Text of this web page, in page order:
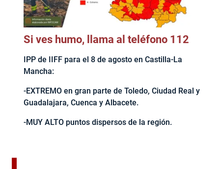
Si ves humo, llama al teléfono 112
IPP de IIFF para el 8 de agosto en Castilla-La
Mancha:
-EXTREMO en gran parte de Toledo, Ciudad Real y
Guadalajara, Cuenca y Albacete.
-MUY ALTO puntos dispersos de la región.